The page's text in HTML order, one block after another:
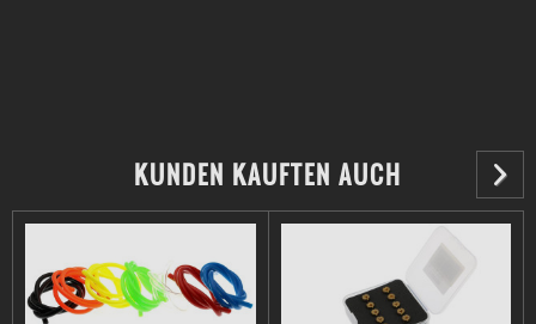
KUNDEN KAUFTEN AUCH